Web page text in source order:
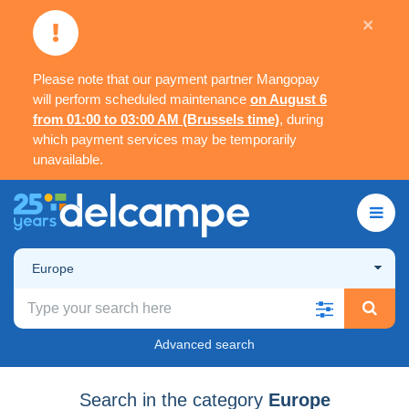
Please note that our payment partner Mangopay
will perform scheduled maintenance on August 6
from 01:00 to 03:00 AM (Brussels time), during
which payment services may be temporarily
unavailable.
×
Europe
Advanced search
Search in the category Europe